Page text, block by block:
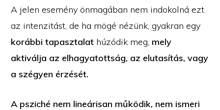
A jelen esemény önmagában nem indokolná ezt
az intenzitást, de ha mögé nézünk, gyakran egy
korábbi tapasztalat húzódik meg, mely
aktiválja az elhagyatottság, az elutasítás, vagy
a szégyen érzését.
A psziché nem lineárisan működik, nem ismeri